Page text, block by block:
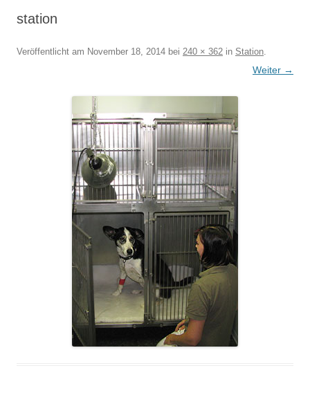
station
Veröffentlicht am November 18, 2014 bei 240 × 362 in Station.
Weiter →